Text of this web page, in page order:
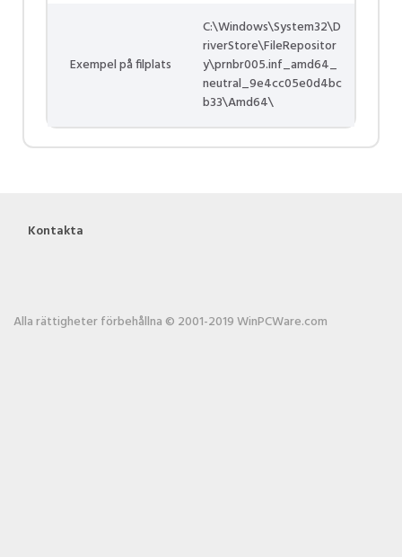
Exempel på filplats
C:\Windows\System32\D
riverStore\FileRepositor
y\prnbr005.inf_amd64_
neutral_9e4cc05e0d4bc
b33\Amd64\
Kontakta
Alla rättigheter förbehållna © 2001-2019 WinPCWare.com